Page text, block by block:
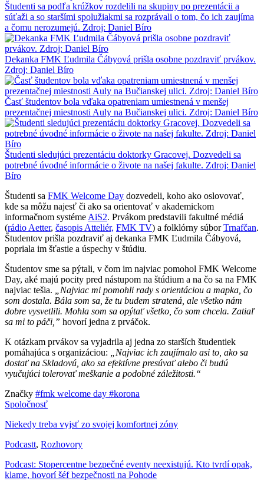
Študenti sa podľa krúžkov rozdelili na skupiny po prezentácii a
súťaži a so staršími spolužiakmi sa rozprávali o tom, čo ich zaujíma
a čomu nerozumejú. Zdroj: Daniel Bíro
Dekanka FMK Ľudmila Čábyová prišla osobne pozdraviť prvákov.
Zdroj: Daniel Bíro
Časť študentov bola vďaka opatreniam umiestnená v menšej
prezentačnej miestnosti Auly na Bučianskej ulici. Zdroj: Daniel Bíro
Študenti sledujúci prezentáciu doktorky Gracovej. Dozvedeli sa
potrebné úvodné informácie o živote na našej fakulte. Zdroj: Daniel
Bíro
Študenti sa FMK Welcome Day dozvedeli, koho ako oslovovať,
kde sa môžu najesť či ako sa orientovať v akademickom
informačnom systéme AiS2. Prvákom predstavili fakultné médiá
(rádio Aetter, časopis Atteliér, FMK TV) a folklórny súborTrnafčan.
Študentov prišla pozdraviť aj dekanka FMK Ľudmila Čábyová,
popriala im šťastie a úspechy v štúdiu.
Študentov sme sa pýtali, v čom im najviac pomohol FMK Welcome
Day, aké majú pocity pred nástupom na štúdium a na čo sa na FMK
najviac tešia.
„Najviac mi pomohli rady s orientáciou a mapka, čo
som dostala. Bála som sa, že tu budem stratená, ale všetko nám
dobre vysvetlili. Mohla som sa opýtať všetko, čo som chcela. Zatiaľ
sa mi to páči,” hovorí jedna z prváčok.
K otázkam prvákov sa vyjadrila aj jedna zo starších študentiek
pomáhajúca s organizáciou:
„Najviac ich zaujímalo asi to, ako sa
dostať na Skladovú, ako sa efektívne presúvať alebo či budú
vyučujúci tolerovať meškanie a podobné záležitosti.“
Značky #fmk welcome day #korona
Spoločnosť
Niekedy treba vyjsť zo svojej komfortnej zóny
Podcastt, Rozhovory
Podcast: Stopercentne bezpečné eventy neexistujú. Kto tvrdí opak,
klame, hovorí šéf bezpečnosti na Pohode